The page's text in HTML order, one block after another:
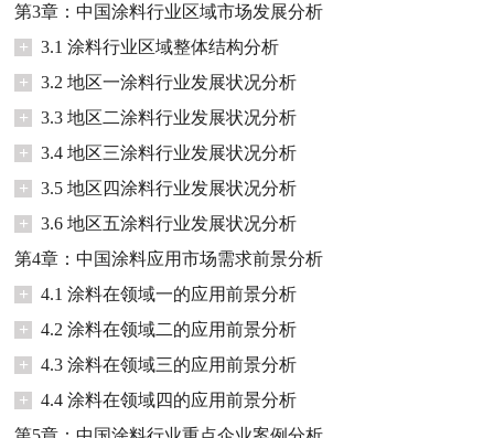
第3章：中国涂料行业区域市场发展分析
+
3.1 涂料行业区域整体结构分析
+
3.2 地区一涂料行业发展状况分析
+
3.3 地区二涂料行业发展状况分析
+
3.4 地区三涂料行业发展状况分析
+
3.5 地区四涂料行业发展状况分析
+
3.6 地区五涂料行业发展状况分析
第4章：中国涂料应用市场需求前景分析
+
4.1 涂料在领域一的应用前景分析
+
4.2 涂料在领域二的应用前景分析
+
4.3 涂料在领域三的应用前景分析
+
4.4 涂料在领域四的应用前景分析